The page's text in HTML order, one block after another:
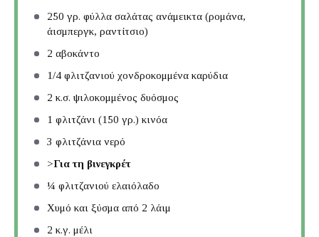
250 γρ. φύλλα σαλάτας ανάμεικτα (ρομάνα,
άισμπεργκ, ραντίτσιο)
2 αβοκάντο
1/4 φλιτζανιού χονδροκομμένα καρύδια
2 κ.σ. ψιλοκομμένος δυόσμος
1 φλιτζάνι (150 γρ.) κινόα
3 φλιτζάνια νερό
>Για τη βινεγκρέτ
¼ φλιτζανιού ελαιόλαδο
Χυμό και ξύσμα από 2 λάιμ
2 κ.γ. μέλι